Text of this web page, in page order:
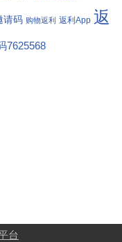
请码 购物返利 返利App 返
7625568
台